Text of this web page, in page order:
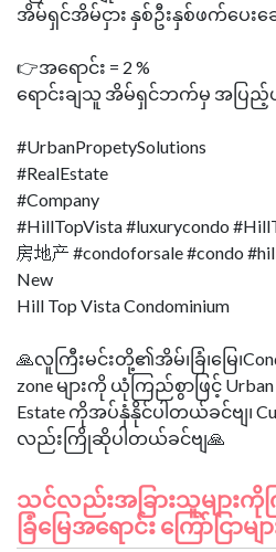
အိမ်ရှင်အိမ်ငှား နှစ်ဦးနှစ်ဖက်ပေး
👉အရောင်း = 2 %
ရောင်းချသူ အိမ်ရှင်ဘက်မှ အပြ
#UrbanPropetySolutions
#RealEstate
#Company
#HillTopVista #luxurycondo
房地产 #condoforsale #condo
New
Hill Top Vista Condominium
🙏လူကြီးမင်းတို့၏အိမ်၊ခြံ၊မြေ၊
zone များကို ယုံကြည်စွာဖြင့် Urban
Estate ကိုအပ်နှံနိုင်ပါတယ်ခင်ဗျ၊
သင်လည်းအခြားသူများ
ခြံမြေအရောင်း ကြော်ငြာမျာ